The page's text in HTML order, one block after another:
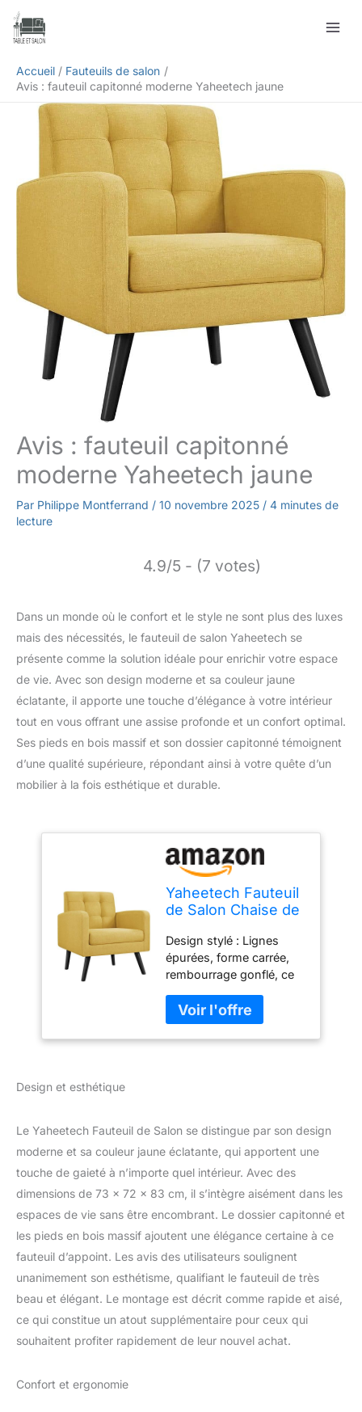
Aller
Accueil
Fauteuils de salon
Avis : fauteuil capitonné moderne Yaheetech jaune
Avis : fauteuil capitonné
moderne Yaheetech jaune
Par Philippe Montferrand / 10 novembre 2025 / 4 minutes de
lecture
4.9/5 - (7 votes)
Dans un monde où le confort et le style ne sont plus des luxes
mais des nécessités, le fauteuil de salon Yaheetech se
présente comme la solution idéale pour enrichir votre espace
de vie. Avec son design moderne et sa couleur jaune
éclatante, il apporte une touche d’élégance à votre intérieur
tout en vous offrant une assise profonde et un confort optimal.
Ses pieds en bois massif et son dossier capitonné témoignent
d’une qualité supérieure, répondant ainsi à votre quête d’un
mobilier à la fois esthétique et durable.
Yaheetech Fauteuil
de Salon Chaise de
Fauteuil d'appoint
avec Dossier
Capitonné Pieds en
Bois Massif à
Assise Profonde
pour Salon
Chambre Style
Design stylé : Lignes
épurées, forme carrée,
rembourrage gonflé, ce
tissu s’avère élégant et
moderne. Son dossier
capitonné met en valeur
polyester solide, mousse
dense et moelleuse,
pieds en bois massif…
Un fauteuil de salon
confortable et résistant à
l’usure. Siège confortable
: Voici un fauteuil de
salon bien rembourré de
mousse. Son coussin
ferme et doux procure
un confort ultime. Son
dossier est légèrement
incliné pour mieux
reposer votre colonne.
Design et esthétique
Le Yaheetech Fauteuil de Salon se distingue par son design
moderne et sa couleur jaune éclatante, qui apportent une
touche de gaieté à n’importe quel intérieur. Avec des
dimensions de 73 x 72 x 83 cm, il s’intègre aisément dans les
espaces de vie sans être encombrant. Le dossier capitonné et
les pieds en bois massif ajoutent une élégance certaine à ce
fauteuil d’appoint. Les avis des utilisateurs soulignent
unanimement son esthétisme, qualifiant le fauteuil de très
beau et élégant. Le montage est décrit comme rapide et aisé,
ce qui constitue un atout supplémentaire pour ceux qui
souhaitent profiter rapidement de leur nouvel achat.
Confort et ergonomie
Rechercher